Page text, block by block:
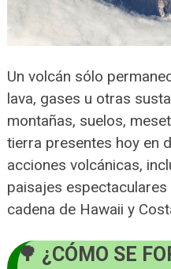
Un volcán sólo
lava, gases u otras
montañas, suelos,
tierra presentes hoy en
acciones volcánicas,
paisajes
cadena de Hawaii y
¿CÓMO SE